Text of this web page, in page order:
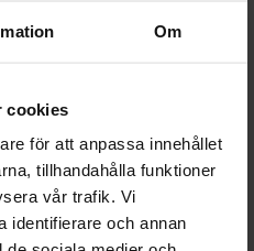
Om
cookies
för att anpassa innehållet
tillhandahålla funktioner
vår trafik. Vi
identifierare och annan
vi minns- i
–
Laila Eliasson
och
i getarskogen” i
Fikaförsäljning